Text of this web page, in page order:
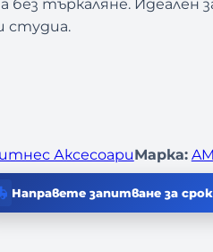
търкаляне. Идеален
студиа.
АксесоариМарка:
Направете запитване за